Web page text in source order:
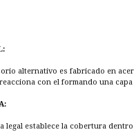
alternativo es fabricado en
con el formando una
legal establece la cobertura